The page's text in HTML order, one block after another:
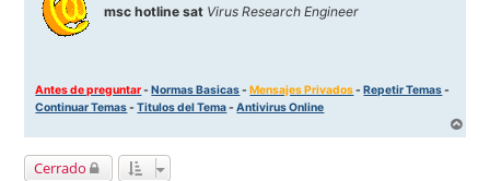
msc hotline sat Virus Research Engineer
Antes de preguntar-Normas Basicas-Mensajes Privados-Repetir Temas-
Continuar Temas-Titulos del Tema-Antivirus Online
r
Cerrado